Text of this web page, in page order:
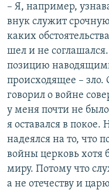
– Я, например,
внук служит
каких
шел и не
позицию
происходящее –
говорил о войне
у меня почти не
я оставался в покое.
надеялся на то, что
войны церковь хотя
миру. Потому что
а не отечеству и